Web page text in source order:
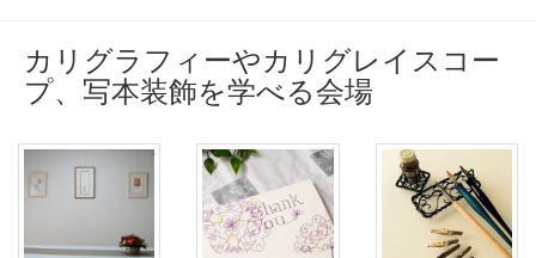
カリグラフィーやカリグレイスコー
プ、写本装飾を学べる会場